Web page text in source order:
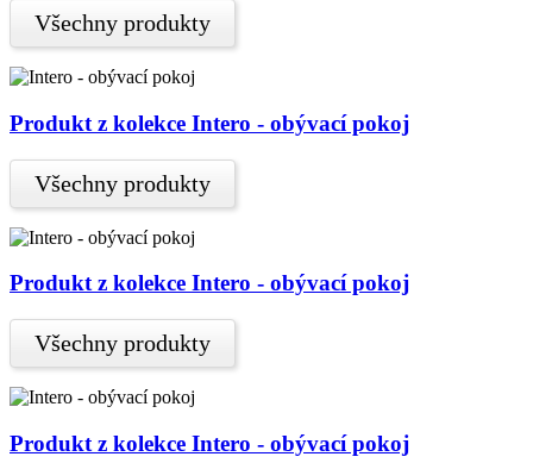
Všechny produkty
Produkt z kolekce Intero - obývací pokoj
Všechny produkty
Produkt z kolekce Intero - obývací pokoj
Všechny produkty
Produkt z kolekce Intero - obývací pokoj